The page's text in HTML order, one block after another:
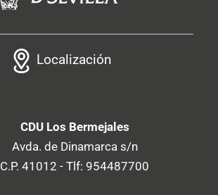
Localización
CDU Los Bermejales
Avda. de Dinamarca s/n
C.P. 41012 - Tlf: 954487700